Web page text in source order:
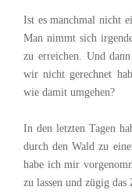
Ist es manchmal nicht
Man nimmt sich
zu erreichen. Und
wir nicht gerechnet
wie damit umgehen?
In den letzten Tagen
durch den Wald zu
habe ich mir
zu lassen und zügig